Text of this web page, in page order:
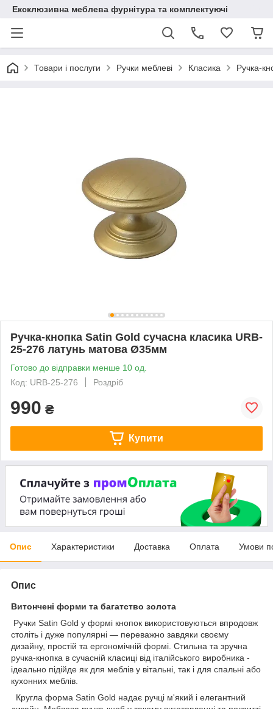
Ексклюзивна меблева фурнітура та комплектуючі
Товари і послуги Ручки меблеві Класика Ручка-
Ручка-кнопка Satin Gold сучасна класика URB-
25-276 латунь матова Ø35мм
Готово до відправки менше 10 од.
Код: URB-25-276
Роздріб
990 ₴
Купити
Опис Характеристики Доставка Оплата Умови
Опис
Витончені форми та багатство золота
Ручки Satin Gold у формі кнопок використовуються впродовж
століть і дуже популярні — переважно завдяки своєму
дизайну, простій та ергономічній формі. Стильна та зручна
ручка-кнопка в сучасній класиці від італійського виробника -
ідеально підійде як для меблів у вітальні, так і для спальні або
кухонних меблів.
Кругла форма Satin Gold надає ручці м'який і елегантний